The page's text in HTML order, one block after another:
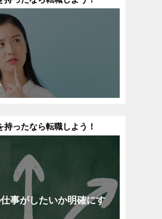
持ったなら転職しよう！
事がしたいか明確にす